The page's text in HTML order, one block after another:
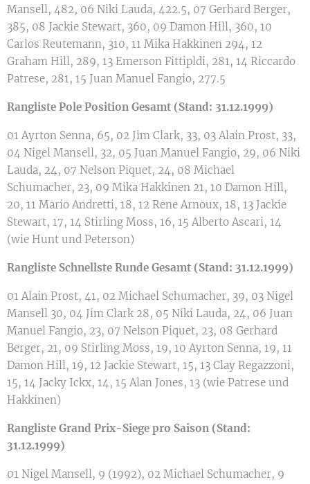
Mansell, 482, 06 Niki Lauda, 422.5, 07 Gerhard Berger,
385, 08 Jackie Stewart, 360, 09 Damon Hill, 360, 10
Carlos Reutemann, 310, 11 Mika Hakkinen 294, 12
Graham Hill, 289, 13 Emerson Fittipldi, 281, 14 Riccardo
Patrese, 281, 15 Juan Manuel Fangio, 277.5
Rangliste Pole Position Gesamt (Stand: 31.12.1999)
01 Ayrton Senna, 65, 02 Jim Clark, 33, 03 Alain Prost, 33,
04 Nigel Mansell, 32, 05 Juan Manuel Fangio, 29, 06 Niki
Lauda, 24, 07 Nelson Piquet, 24, 08 Michael
Schumacher, 23, 09 Mika Hakkinen 21, 10 Damon Hill,
20, 11 Mario Andretti, 18, 12 Rene Arnoux, 18, 13 Jackie
Stewart, 17, 14 Stirling Moss, 16, 15 Alberto Ascari, 14
(wie Hunt und Peterson)
Rangliste Schnellste Runde Gesamt (Stand: 31.12.1999)
01 Alain Prost, 41, 02 Michael Schumacher, 39, 03 Nigel
Mansell 30, 04 Jim Clark 28, 05 Niki Lauda, 24, 06 Juan
Manuel Fangio, 23, 07 Nelson Piquet, 23, 08 Gerhard
Berger, 21, 09 Stirling Moss, 19, 10 Ayrton Senna, 19, 11
Damon Hill, 19, 12 Jackie Stewart, 15, 13 Clay Regazzoni,
15, 14 Jacky Ickx, 14, 15 Alan Jones, 13 (wie Patrese und
Hakkinen)
Rangliste Grand Prix-Siege pro Saison (Stand:
31.12.1999)
01 Nigel Mansell, 9 (1992), 02 Michael Schumacher, 9